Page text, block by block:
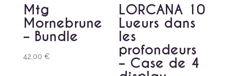
Mtg
Mornebrune
– Bundle
42,00 €
LORCANA 10
Lueurs dans
les
profondeurs
– Case de 4